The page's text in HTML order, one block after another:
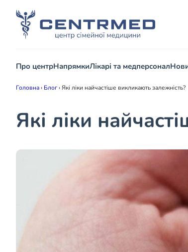
Про центрНапрямкиЛікарі та медперсонал
Головна› Блог›Які ліки найчастіше викликають залежність?
Які ліки